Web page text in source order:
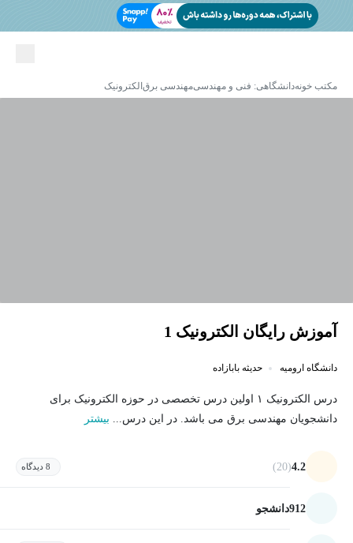
مکتب خونهدانشگاهی: فنی و مهندسیمهندسی برق الکترونیک
آموزش رایگان الکترونیک 1
دانشگاه ارومیه حدیثه بابازاده
درس الکترونیک ۱ اولین درس تخصصی در حوزه الکترونیک برای
دانشجویان مهندسی برق می باشد. در این درس... بیشتر
4.2
(20) 8 دیدگاه
912دانشجو